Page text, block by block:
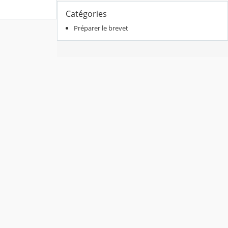
Catégories
Préparer le brevet